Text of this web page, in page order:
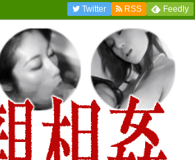
Twitter RSS Feedly